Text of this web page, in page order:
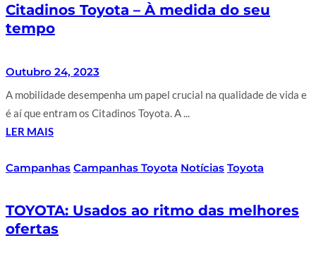
Citadinos Toyota – À medida do seu
tempo
Outubro 24, 2023
A mobilidade desempenha um papel crucial na qualidade de vida e
é aí que entram os Citadinos Toyota. A ...
LER MAIS
Campanhas Campanhas Toyota Notícias Toyota
TOYOTA: Usados ao ritmo das melhores
ofertas